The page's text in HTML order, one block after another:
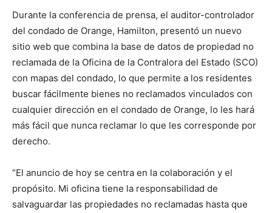
Durante la conferencia de prensa, el auditor-controlador
del condado de Orange, Hamilton, presentó un nuevo
sitio web que combina la base de datos de propiedad no
reclamada de la Oficina de la Contralora del Estado (SCO)
con mapas del condado, lo que permite a los residentes
buscar fácilmente bienes no reclamados vinculados con
cualquier dirección en el condado de Orange, lo les hará
más fácil que nunca reclamar lo que les corresponde por
derecho.
“El anuncio de hoy se centra en la colaboración y el
propósito. Mi oficina tiene la responsabilidad de
salvaguardar las propiedades no reclamadas hasta que